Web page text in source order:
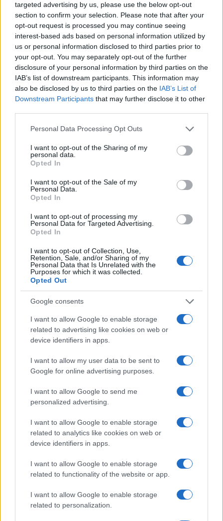
targeted advertising by us, please use the below opt-out
section to confirm your selection. Please note that after your
opt-out request is processed you may continue seeing
interest-based ads based on personal information utilized by
us or personal information disclosed to third parties prior to
your opt-out. You may separately opt-out of the further
disclosure of your personal information by third parties on the
IAB’s list of downstream participants. This information may
also be disclosed by us to third parties on the IAB’s List of
Downstream Participants that may further disclose it to other
Please note that this website/app uses one or more Google
not limited to your visit or usage behaviour. You may click to
grant or deny consent to Google and its third-party tags to
use your data for below specified purposes in below Google
consent section.
Personal Data Processing Opt Outs
I want to opt-out of the Sharing of my
personal data.
Opted In
I want to opt-out of the Sale of my
Personal Data.
Opted In
I want to opt-out of processing my
Personal Data for Targeted Advertising.
Opted In
I want to opt-out of Collection, Use,
Retention, Sale, and/or Sharing of my
Personal Data that Is Unrelated with the
Purposes for which it was collected.
Opted Out
Google consents
I want to allow Google to enable storage
related to advertising like cookies on web or
device identifiers in apps.
I want to allow my user data to be sent to
Google for online advertising purposes.
I want to allow Google to send me
personalized advertising.
I want to allow Google to enable storage
related to analytics like cookies on web or
device identifiers in apps.
I want to allow Google to enable storage
related to functionality of the website or app.
I want to allow Google to enable storage
related to personalization.
In sintesi, Luis de la Fuente offre un quadro fatto di
serenità personale, difesa della professionalità degli
allenatori spagnoli e fiducia nelle potenzialità della
nazionale. Pur non essendo candidato per la panchina del
Real, sottolinea l’importanza di valorizzare il talento e la
formazione nazionale e si concentra sulla preparazione
della squadra e sulla crescita controllata dei giovani
AUTORE
Francesca Lombardi, fiorentina, prese appunti
tecnici dal primo box di un circuito toscano e
redazione sostiene un approccio metodico alle
prove su pista, cura il format 'tecnica e
debutto tecnico in autodromo.
Continua a leggere